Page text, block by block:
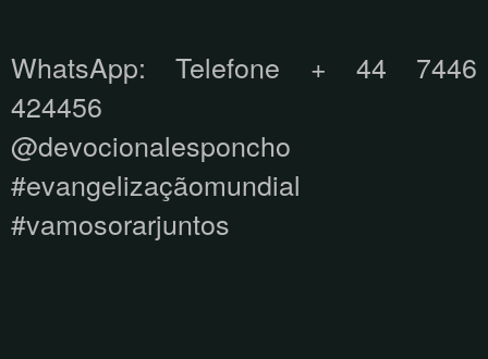
WhatsApp: Telefone + 44 7446
424456
@devocionalesponcho
#evangelizaçãomundial
#vamosorarjuntos